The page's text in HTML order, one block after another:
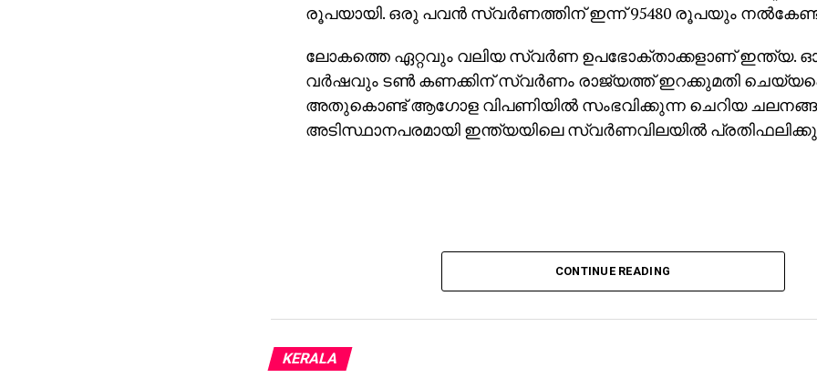
രൂപയായി. ഒരു പവന്‍ സ്വര്‍ണത്തിന് ഇന്ന് 95480 രൂപയും
ലോകത്തെ ഏറ്റവും വലിയ സ്വര്‍ണ ഉപഭോക്താക്കളാണ് ഇന്ത്യ.
വര്‍ഷവും ടണ്‍ കണക്കിന് സ്വര്‍ണം രാജ്യത്ത് ഇറക്കുമതി
അതുകൊണ്ട് ആഗോള വിപണിയില്‍ സംഭവിക്കുന്ന ചെറിയ
അടിസ്ഥാനപരമായി ഇന്ത്യയിലെ സ്വര്‍ണവിലയില്‍
CONTINUE READING
KERALA